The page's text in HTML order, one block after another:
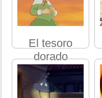
El tesoro
dorado